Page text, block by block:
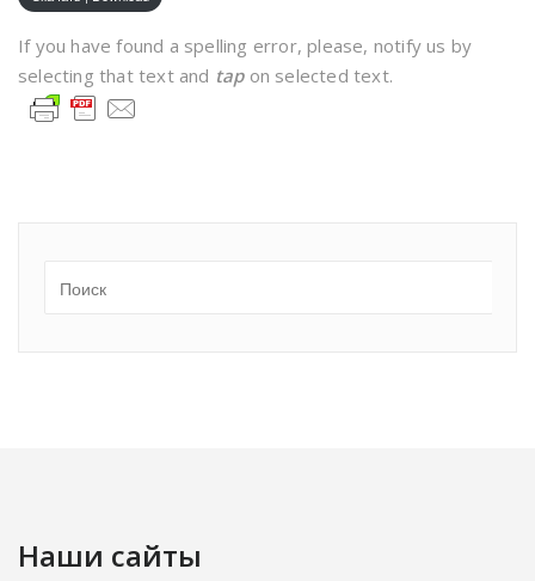
If you have found a spelling error, please, notify us by
selecting that text and tapon selected text.
Наши сайты